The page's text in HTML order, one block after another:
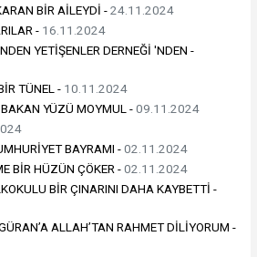
BİR AİLEYDİ -24.11.2024
- 16.11.2024
YETİŞENLER DERNEĞİ 'NDEN -
TÜNEL - 10.11.2024
YÜZÜ MOYMUL -09.11.2024
BAYRAMI -02.11.2024
BİR HÜZÜN ÇÖKER -02.11.2024
BİR ÇINARINI DAHA KAYBETTİ -
ALLAH’TAN RAHMET DİLİYORUM -